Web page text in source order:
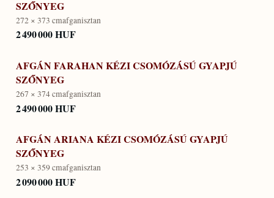
SZŐNYEG
272 × 373 cmafganisztan
2 490 000 HUF
AFGÁN FARAHAN KÉZI CSOMÓZÁSÚ GYAPJÚ
SZŐNYEG
267 × 374 cmafganisztan
2 490 000 HUF
AFGÁN ARIANA KÉZI CSOMÓZÁSÚ GYAPJÚ
SZŐNYEG
253 × 359 cmafganisztan
2 090 000 HUF